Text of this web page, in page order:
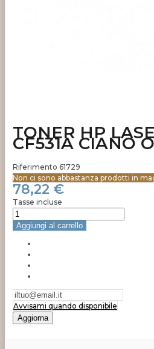
TONER HP
CF531A CIANO
Riferimento 61729
Non ci sono abbastanza prodotti in
78,22 €
Tasse incluse
Aggiungi al carrello
Avvisami quando disponibile